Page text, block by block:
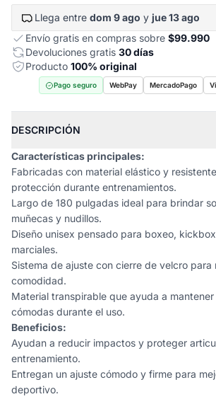
Llega entre dom 9 ago y jue 13 ago
Envío gratis en compras sobre $99.990
Devoluciones gratis 30 días
Producto 100% original
Pago seguro WebPay MercadoPago
DESCRIPCIÓN
Características principales:
Fabricadas con material elástico y
protección durante entrenamientos.
Largo de 180 pulgadas ideal para brindar
muñecas y nudillos.
Diseño unisex pensado para boxeo,
marciales.
Sistema de ajuste con cierre de velcro
comodidad.
Material transpirable que ayuda a mantener
cómodas durante el uso.
Beneficios:
Ayudan a reducir impactos y proteger
entrenamiento.
Entregan un ajuste cómodo y firme para
deportivo.